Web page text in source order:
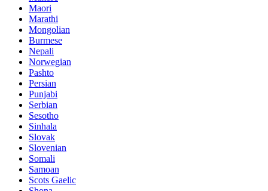
Maori
Marathi
Mongolian
Burmese
Nepali
Norwegian
Pashto
Persian
Punjabi
Serbian
Sesotho
Sinhala
Slovak
Slovenian
Somali
Samoan
Scots Gaelic